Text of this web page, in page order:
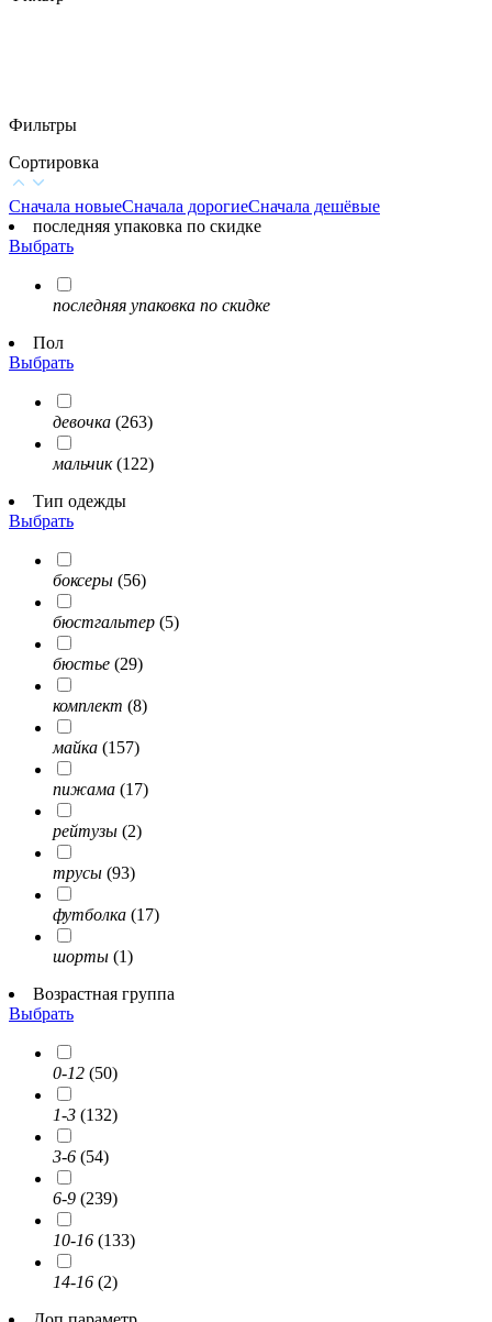
Фильтры
Сортировка
Сначала новыеСначала дорогиеСначала дешёвые
последняя упаковка по скидке
Выбрать
последняя упаковка по скидке
Пол
Выбрать
девочка (263)
мальчик(122)
Тип одежды
Выбрать
боксеры (56)
бюстгальтер (5)
бюстье (29)
комплект (8)
майка (157)
пижама (17)
рейтузы (2)
трусы (93)
футболка (17)
шорты (1)
Возрастная группа
Выбрать
0-12 (50)
1-3 (132)
3-6 (54)
6-9 (239)
10-16 (133)
14-16 (2)